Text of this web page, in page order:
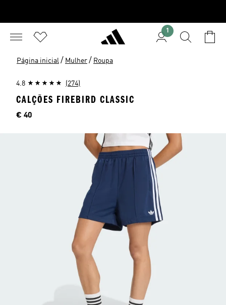
1
Página inicial / Mulher / Roupa
4.8 (274)
CALÇÕES FIREBIRD CLASSIC
Preço
€ 40